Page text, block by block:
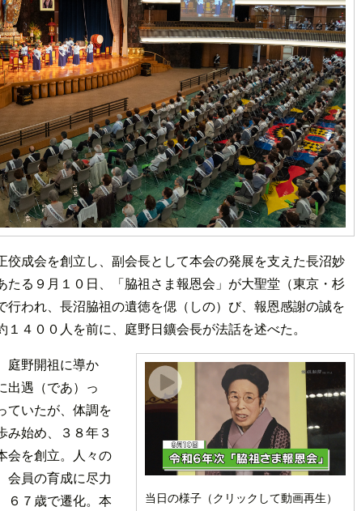
佼成会を創立し、副会長として本会の発展を支えた長沼妙
たる９月１０日、「脇祖さま報恩会」が大聖堂（東京・杉
行われ、長沼脇祖の遺徳を偲（しの）び、報恩感謝の誠を
４００人を前に、庭野日鑛会長が法話を述べた。
当日の様子（クリックして動画再生）
庭野開祖に導か
出遇（であ）っ
ていたが、体調を
み始め、３８年３
会を創立。人々の
会員の育成に尽力
６７歳で遷化。本